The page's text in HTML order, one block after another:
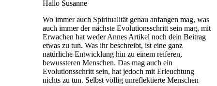
Hallo Susanne
Wo immer auch Spiritualität genau anfangen mag, was
auch immer der nächste Evolutionsschritt sein mag, mit
Erwachen hat weder Annes Artikel noch dein Beitrag
etwas zu tun. Was ihr beschreibt, ist eine ganz
natürliche Entwicklung hin zu einem reiferen,
bewussteren Menschen. Das mag auch ein
Evolutionsschritt sein, hat jedoch mit Erleuchtung
nichts zu tun. Selbst völlig unreflektierte Menschen